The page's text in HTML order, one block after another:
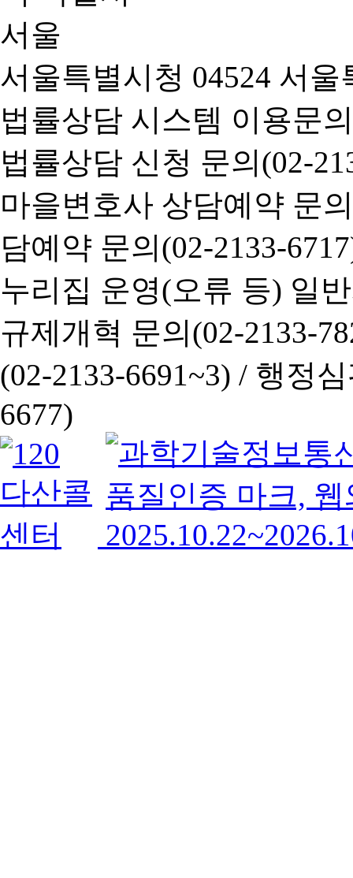
서울특별시청 04524 서
법률상담 시스템 이용문
법률상담 신청 문의(02-
마을변호사 상담예약 문
담예약 문의(02-2133-
누리집 운영(오류 등) 일
규제개혁 문의(02-2133-
(02-2133-6691~3) / 행정심
6677)